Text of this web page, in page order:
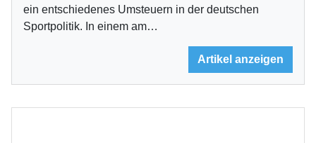
ein entschiedenes Umsteuern in der deutschen
Sportpolitik. In einem am…
Artikel anzeigen